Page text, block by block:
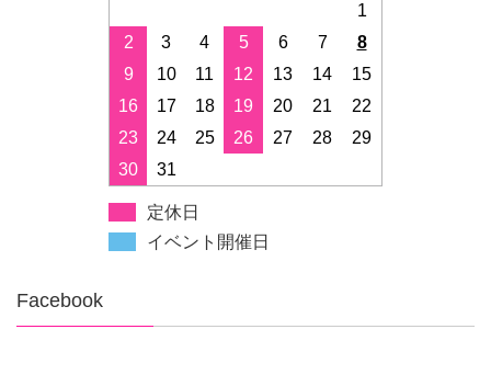
1
2
3 4 5 6 7
8
9
10 11 12 13 14
15
16
17 18 19 20 21
22
23
24 25 26 27 28
29
30
31
定休日
イベント開催日
Facebook